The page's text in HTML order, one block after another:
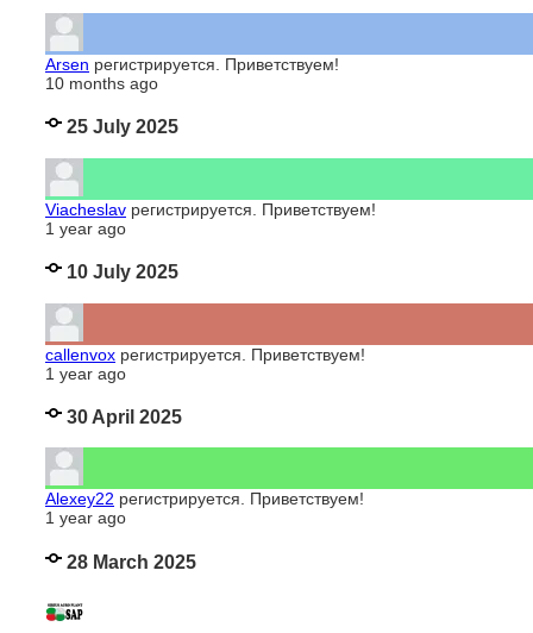
Arsen регистрируется. Приветствуем!
10 months ago
25 July 2025
Viacheslav регистрируется. Приветствуем!
1 year ago
10 July 2025
callenvox регистрируется. Приветствуем!
1 year ago
30 April 2025
Alexey22 регистрируется. Приветствуем!
1 year ago
28 March 2025